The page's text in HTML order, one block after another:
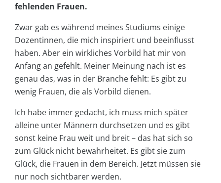
fehlenden Frauen.
Zwar gab es während meines Studiums einige
Dozentinnen, die mich inspiriert und beeinflusst
haben. Aber ein wirkliches Vorbild hat mir von
Anfang an gefehlt. Meiner Meinung nach ist es
genau das, was in der Branche fehlt: Es gibt zu
wenig Frauen, die als Vorbild dienen.
Ich habe immer gedacht, ich muss mich später
alleine unter Männern durchsetzen und es gibt
sonst keine Frau weit und breit – das hat sich so
zum Glück nicht bewahrheitet. Es gibt sie zum
Glück, die Frauen in dem Bereich. Jetzt müssen sie
nur noch sichtbarer werden.